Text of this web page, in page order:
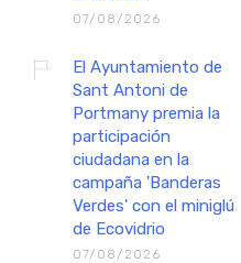
07/08/2026
El Ayuntamiento de
Sant Antoni de
Portmany premia la
participación
ciudadana en la
campaña 'Banderas
Verdes' con el miniglú
de Ecovidrio
07/08/2026